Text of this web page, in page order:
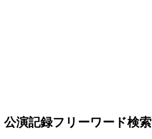
公演記録フリーワード検索